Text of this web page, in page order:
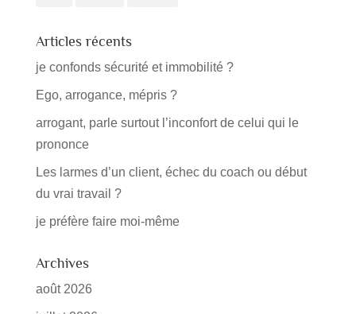
Articles récents
je confonds sécurité et immobilité ?
Ego, arrogance, mépris ?
arrogant, parle surtout l’inconfort de celui qui le
prononce
Les larmes d’un client, échec du coach ou début
du vrai travail ?
je préfère faire moi-même
Archives
août 2026